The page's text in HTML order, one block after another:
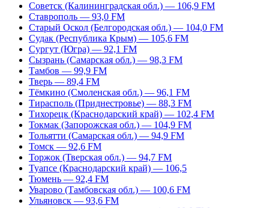
Советск (Калининградская обл.) — 106,9 FM
Ставрополь — 93,0 FM
Старый Оскол (Белгородская обл.) — 104,0 FM
Судак (Республика Крым) — 105,6 FM
Сургут (Югра) — 92,1 FM
Сызрань (Самарская обл.) — 98,3 FM
Тамбов — 99,9 FM
Тверь — 89,4 FM
Тёмкино (Смоленская обл.) — 96,1 FM
Тирасполь (Приднестровье) — 88,3 FM
Тихорецк (Краснодарский край) — 102,4 FM
Токмак (Запорожская обл.) — 104,9 FM
Тольятти (Самарская обл.) — 94,9 FM
Томск — 92,6 FM
Торжок (Тверская обл.) — 94,7 FM
Туапсе (Краснодарский край) — 106,5
Тюмень — 92,4 FM
Уварово (Тамбовская обл.) — 100,6 FM
Ульяновск — 93,6 FM